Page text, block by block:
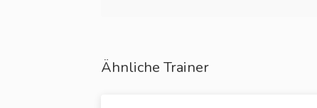
Ähnliche Trainer